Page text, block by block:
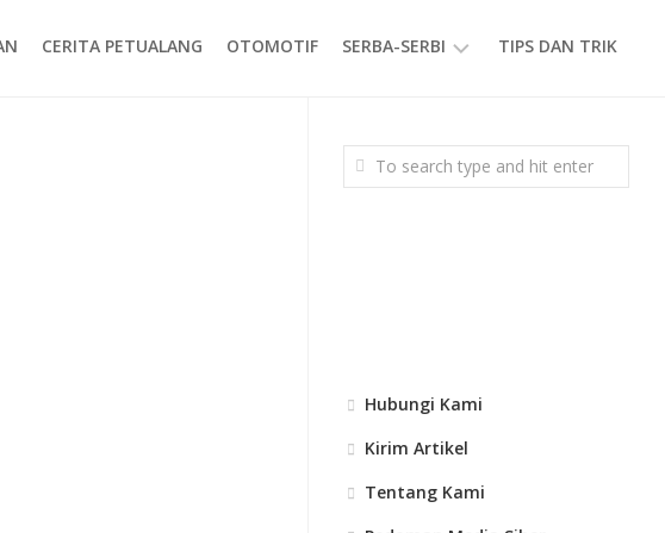
CERITA PETUALANG OTOMOTIF SERBA-SERBI
GAYA
HIDUP
TIPS DAN TRIK
Hubungi Kami
Kirim Artikel
Tentang Kami